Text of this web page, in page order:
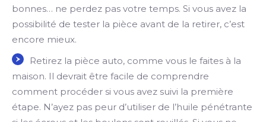
bonnes… ne perdez pas votre temps. Si vous avez la
possibilité de tester la pièce avant de la retirer, c’est
encore mieux.
Retirez la pièce auto, comme vous le faites à la
maison. Il devrait être facile de comprendre
comment procéder si vous avez suivi la première
étape. N’ayez pas peur d’utiliser de l’huile pénétrante